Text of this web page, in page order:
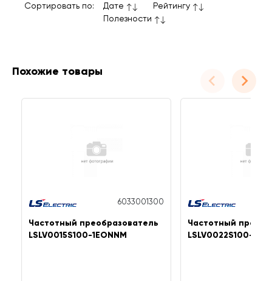
Сортировать по: Дате
Рейтингу
Полезности
Похожие товары
6033001300
Частотный преобразователь
LSLV0015S100-1EONNM
Частотный
LSLV0022S100-